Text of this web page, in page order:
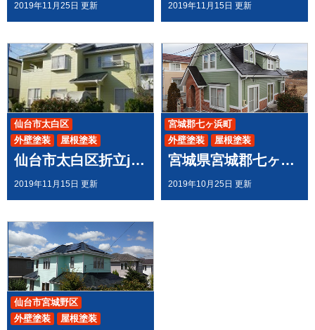
2019年11月25日 更新 2019年11月15日 更新
仙台市太白区折立j様邸で 屋根外壁塗装工事させて頂きました
2019年11月15日 更新
外壁塗装 屋根塗装
仙台市太白区
宮城県宮城郡七ヶ浜町 O様邸 外壁塗装・屋根工事
2019年10月25日 更新
外壁塗装 屋根塗装
宮城郡七ヶ浜町
外壁塗装 屋根塗装
仙台市宮城野区